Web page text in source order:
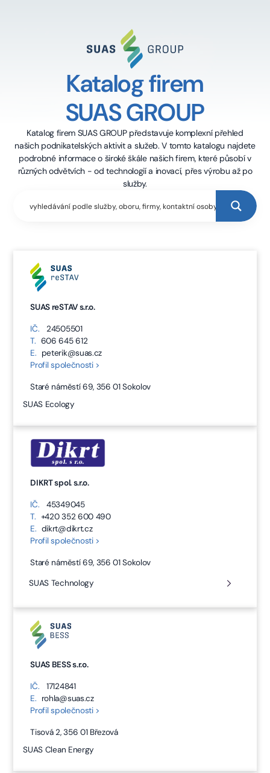
Katalog firem
SUAS GROUP
Katalog firem SUAS GROUP představuje komplexní přehled
našich podnikatelských aktivit a služeb. V tomto katalogu najdete
podrobné informace o široké škále našich firem, které působí v
různých odvětvích - od technologií a inovací, přes výrobu až po
služby.
SUAS reSTAV s.r.o.
IČ.
24505501
T. 606 645 612
E. peterik@suas.cz
Profil společnosti >
Staré náměstí 69, 356 01 Sokolov
SUAS Ecology
DIKRT spol. s.r.o.
IČ.
45349045
T. +420 352 600 490
E. dikrt@dikrt.cz
Profil společnosti >
Staré náměstí 69, 356 01 Sokolov
SUAS Technology
SUAS BESS s.r.o.
IČ.
17124841
E. rohla@suas.cz
Profil společnosti >
Tisová 2, 356 01 Březová
SUAS Clean Energy